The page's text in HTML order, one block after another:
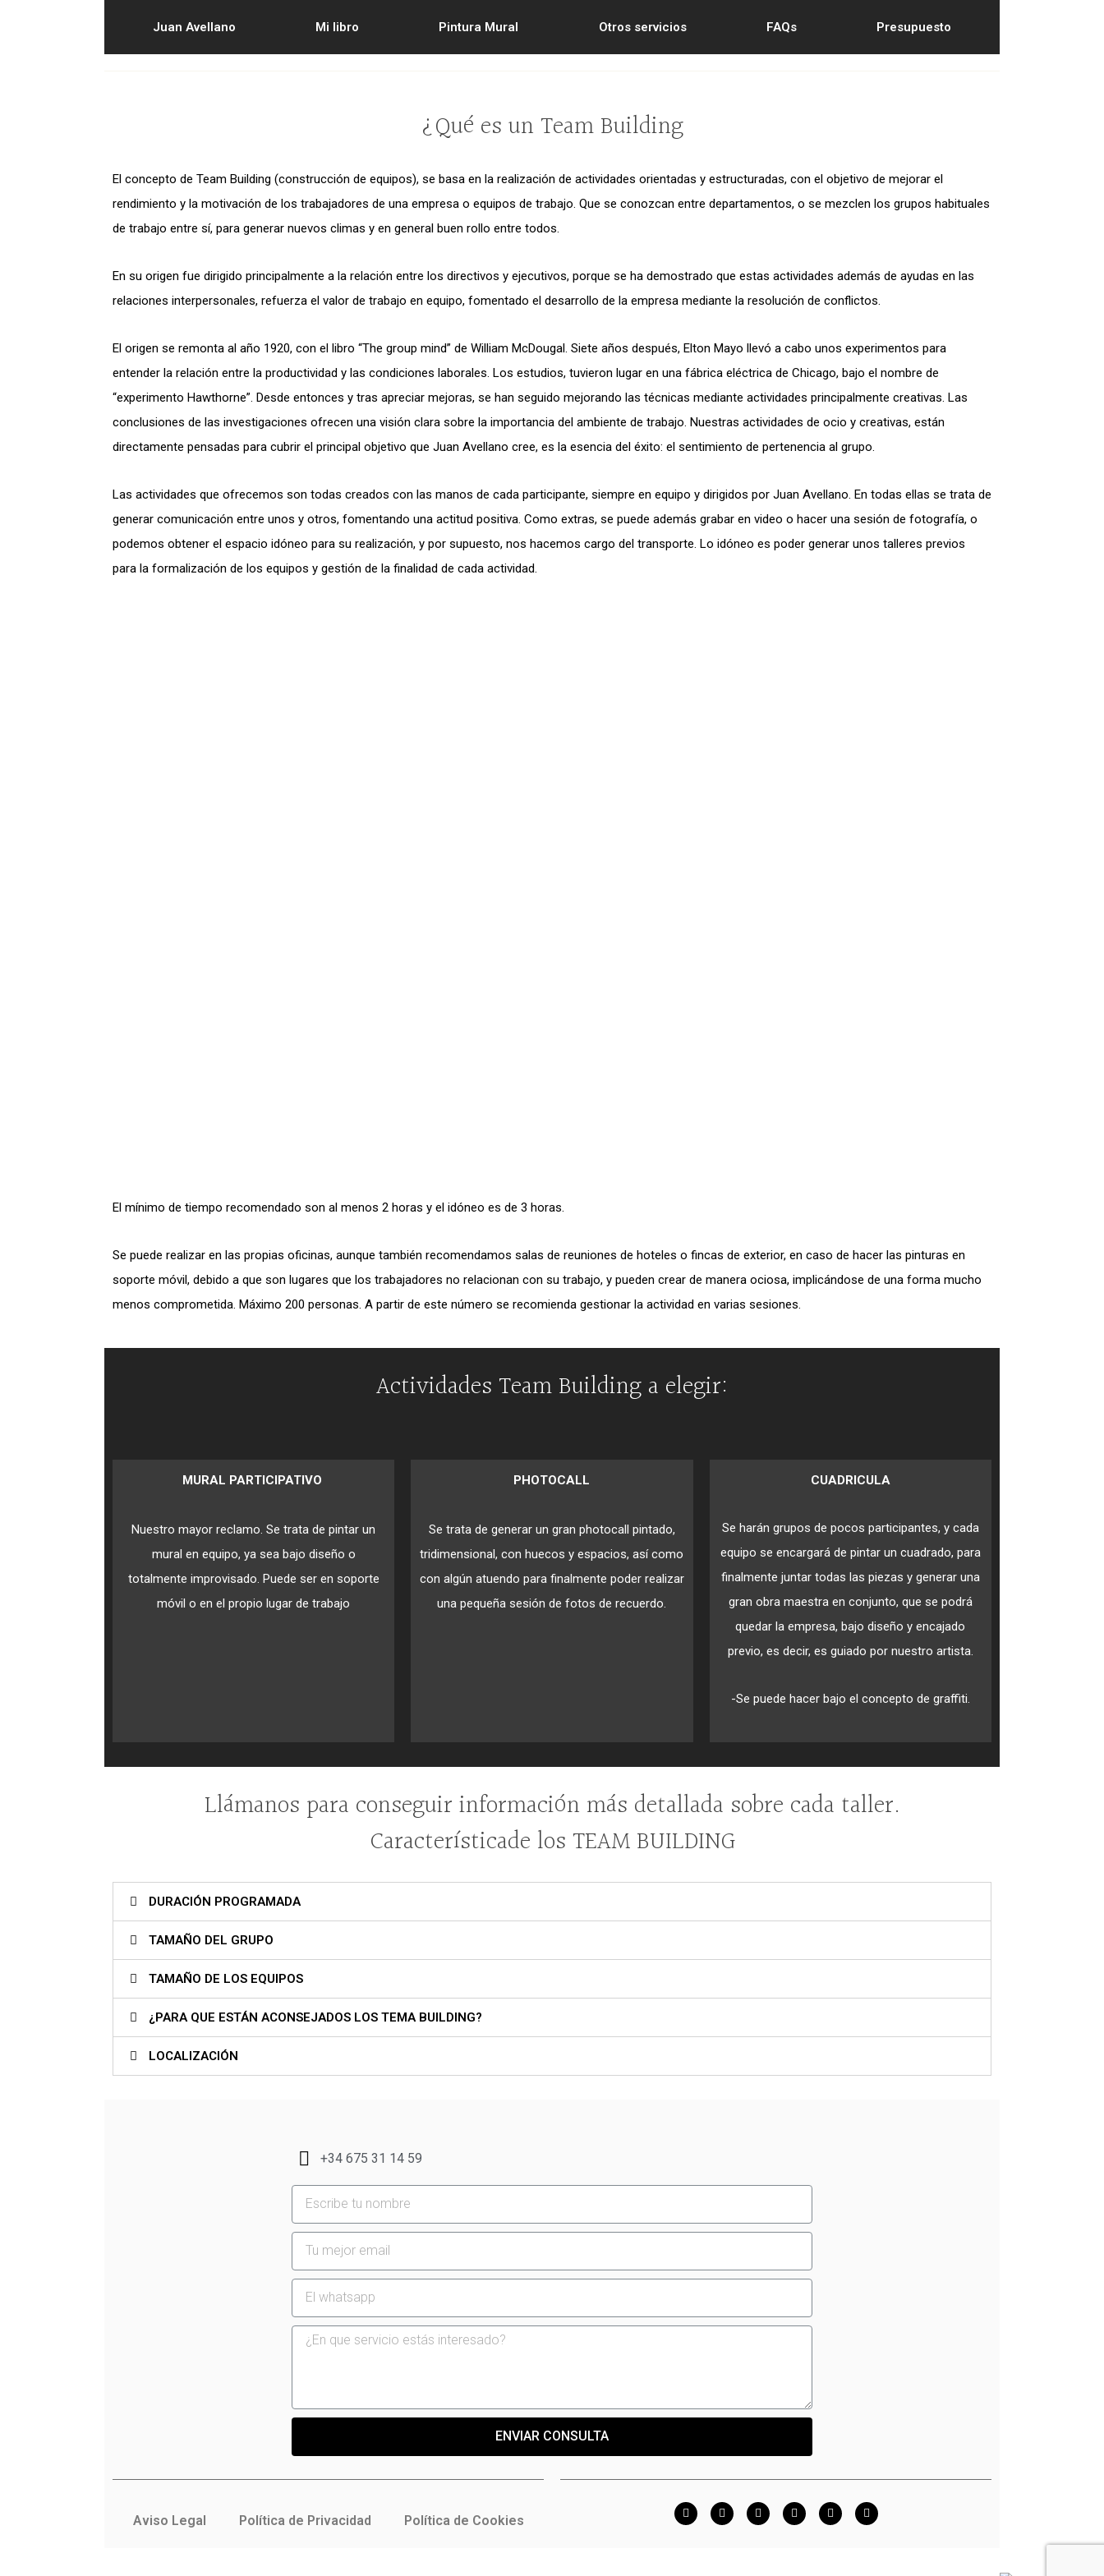
Juan Avellano Mi libro Pintura Mural Otros servicios FAQs Presupuesto
¿Qué es un Team Building
El concepto de Team Building (construcción de equipos), se basa en la realización de actividades orientadas y estructuradas, con el objetivo de mejorar el
rendimiento y la motivación de los trabajadores de una empresa o equipos de trabajo. Que se conozcan entre departamentos, o se mezclen los grupos habituales
de trabajo entre sí, para generar nuevos climas y en general buen rollo entre todos.
En su origen fue dirigido principalmente a la relación entre los directivos y ejecutivos, porque se ha demostrado que estas actividades además de ayudas en las
relaciones interpersonales, refuerza el valor de trabajo en equipo, fomentado el desarrollo de la empresa mediante la resolución de conflictos.
El origen se remonta al año 1920, con el libro “The group mind” de William McDougal. Siete años después, Elton Mayo llevó a cabo unos experimentos para
entender la relación entre la productividad y las condiciones laborales. Los estudios, tuvieron lugar en una fábrica eléctrica de Chicago, bajo el nombre de
“experimento Hawthorne”. Desde entonces y tras apreciar mejoras, se han seguido mejorando las técnicas mediante actividades principalmente creativas. Las
conclusiones de las investigaciones ofrecen una visión clara sobre la importancia del ambiente de trabajo. Nuestras actividades de ocio y creativas, están
directamente pensadas para cubrir el principal objetivo que Juan Avellano cree, es la esencia del éxito: el sentimiento de pertenencia al grupo.
Las actividades que ofrecemos son todas creados con las manos de cada participante, siempre en equipo y dirigidos por Juan Avellano. En todas ellas se trata de
generar comunicación entre unos y otros, fomentando una actitud positiva. Como extras, se puede además grabar en video o hacer una sesión de fotografía, o
podemos obtener el espacio idóneo para su realización, y por supuesto, nos hacemos cargo del transporte. Lo idóneo es poder generar unos talleres previos
para la formalización de los equipos y gestión de la finalidad de cada actividad.
El mínimo de tiempo recomendado son al menos 2 horas y el idóneo es de 3 horas.
Se puede realizar en las propias oficinas, aunque también recomendamos salas de reuniones de hoteles o fincas de exterior, en caso de hacer las pinturas en
soporte móvil, debido a que son lugares que los trabajadores no relacionan con su trabajo, y pueden crear de manera ociosa, implicándose de una forma mucho
menos comprometida. Máximo 200 personas. A partir de este número se recomienda gestionar la actividad en varias sesiones.
Actividades Team Building a elegir:
MURAL PARTICIPATIVO
Nuestro mayor reclamo. Se trata de pintar un
mural en equipo, ya sea bajo diseño o
totalmente improvisado. Puede ser en soporte
móvil o en el propio lugar de trabajo
PHOTOCALL
Se trata de generar un gran photocall pintado,
tridimensional, con huecos y espacios, así como
con algún atuendo para finalmente poder realizar
una pequeña sesión de fotos de recuerdo.
CUADRICULA
Se harán grupos de pocos participantes, y cada
equipo se encargará de pintar un cuadrado, para
finalmente juntar todas las piezas y generar una
gran obra maestra en conjunto, que se podrá
quedar la empresa, bajo diseño y encajado
previo, es decir, es guiado por nuestro artista.
-Se puede hacer bajo el concepto de graffiti.
Llámanos para conseguir información más detallada sobre cada taller.
Característicade los TEAM BUILDING
DURACIÓN PROGRAMADA
TAMAÑO DEL GRUPO
TAMAÑO DE LOS EQUIPOS
¿PARA QUE ESTÁN ACONSEJADOS LOS TEMA BUILDING?
LOCALIZACIÓN
+34 675 31 14 59
ENVIAR CONSULTA
Aviso Legal Política de Privacidad Política de Cookies